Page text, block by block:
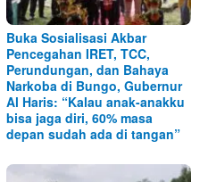
Buka Sosialisasi Akbar
Pencegahan IRET, TCC,
Perundungan, dan Bahaya
Narkoba di Bungo, Gubernur
Al Haris: “Kalau anak-anakku
bisa jaga diri, 60% masa
depan sudah ada di tangan”